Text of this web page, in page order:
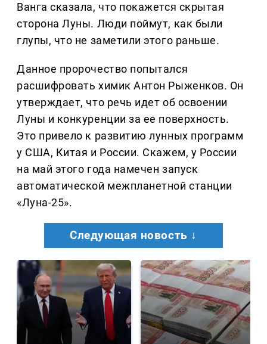
Ванга сказала, что покажется скрытая
сторона Луны. Люди поймут, как были
глупы, что не заметили этого раньше.
Данное пророчество попытался
расшифровать химик Антон Рыженков. Он
утверждает, что речь идет об освоении
Луны и конкуренции за ее поверхность.
Это привело к развитию лунных программ
у США, Китая и России. Скажем, у России
на май этого года намечен запуск
автоматической межпланетной станции
«Луна-25».
Следующая новость ↓